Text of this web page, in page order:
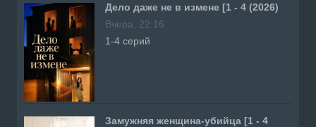
Дело даже не в измене [1 - 4 (2026)
Вчера, 22:16
1-4 серий
Замужняя женщина-убийца [1 - 4